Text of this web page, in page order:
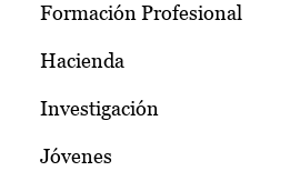
Formación Profesional
Hacienda
Investigación
Jóvenes